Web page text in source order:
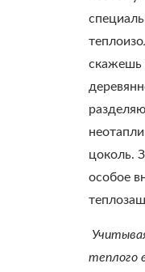
скажешь
цоколь.
особое
теплого